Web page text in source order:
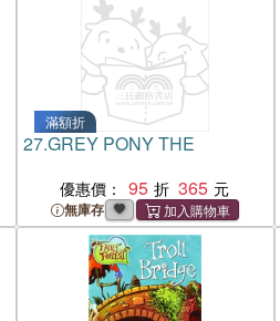
滿額折
27.GREY PONY THE
優惠價： 95 365
無庫存